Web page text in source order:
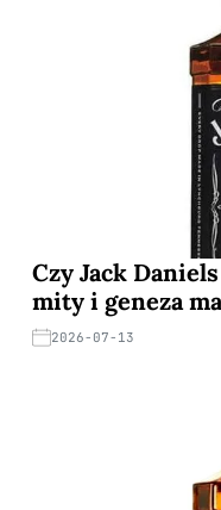
Czy Jack
mity i geneza
2026-07-13